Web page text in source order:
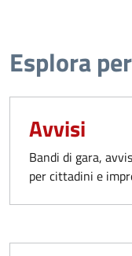
Esplora
Avvisi
Bandi di gara,
per cittadini e